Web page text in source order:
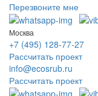
Перезвоните мне
Москва
+7 (495) 128-77-27
Рассчитать проект
info@ecosrub.ru
Рассчитать проект